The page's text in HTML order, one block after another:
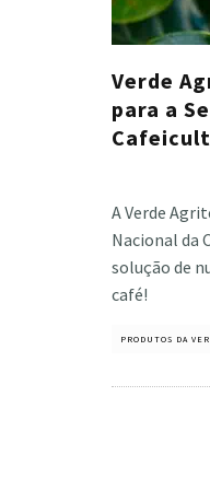
Verde
para a
A Verde
Nacional da
solução de
café!
PRODUTOS DA